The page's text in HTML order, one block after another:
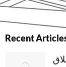
Recent